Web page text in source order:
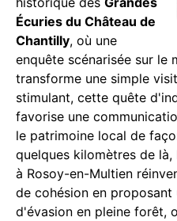
Écuries du Château de
Chantilly, où une
enquête scénarisée sur le
transforme une simple
stimulant, cette quête
favorise une
le patrimoine local de
quelques kilomètres de là,
à Rosoy-en-Multien
de cohésion en
d'évasion en pleine forêt,